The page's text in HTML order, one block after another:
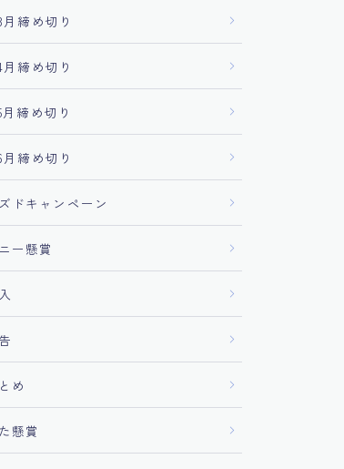
月締め切り
月締め切り
月締め切り
月締め切り
ドキャンペーン
ー懸賞
め
懸賞